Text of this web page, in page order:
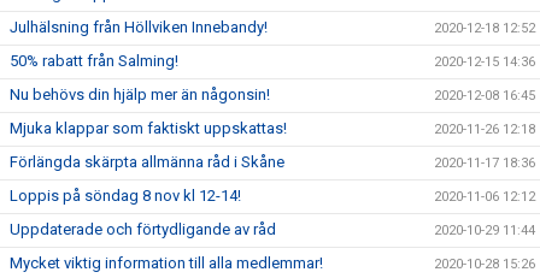
Julhälsning från Höllviken Innebandy! 2020-12-18 12:52
50% rabatt från Salming! 2020-12-15 14:36
Nu behövs din hjälp mer än någonsin! 2020-12-08 16:45
Mjuka klappar som faktiskt uppskattas! 2020-11-26 12:18
Förlängda skärpta allmänna råd i Skåne 2020-11-17 18:36
Loppis på söndag 8 nov kl 12-14! 2020-11-06 12:12
Uppdaterade och förtydligande av råd 2020-10-29 11:44
Mycket viktig information till alla medlemmar! 2020-10-28 15:26